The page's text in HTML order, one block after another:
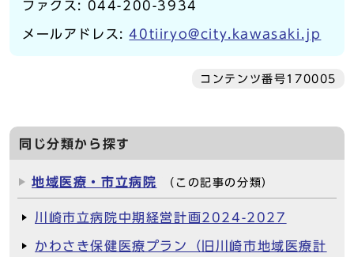
ファクス: 044-200-3934
メールアドレス:40tiiryo@city.kawasaki.jp
コンテンツ番号170005
同じ分類から探す
地域医療・市立病院 （この記事の分類）
川崎市立病院中期経営計画2024-2027
かわさき保健医療プラン（旧川崎市地域医療計